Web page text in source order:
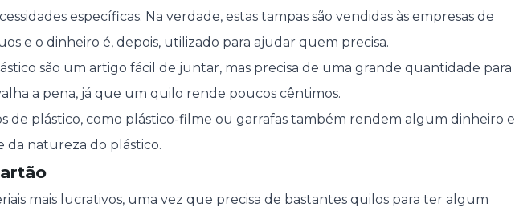
específicas. Na verdade, estas tampas são vendidas às empresas de
e o dinheiro é, depois, utilizado para ajudar quem precisa.
são um artigo fácil de juntar, mas precisa de uma grande quantidade para
a pena, já que um quilo rende poucos cêntimos.
de plástico, como plástico-filme ou garrafas também rendem algum dinheiro e
da natureza do plástico.
mais lucrativos, uma vez que precisa de bastantes quilos para ter algum